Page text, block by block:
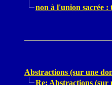
non à l'union sacrée :
Abstractions (sur une
Re: Abstractions (sur